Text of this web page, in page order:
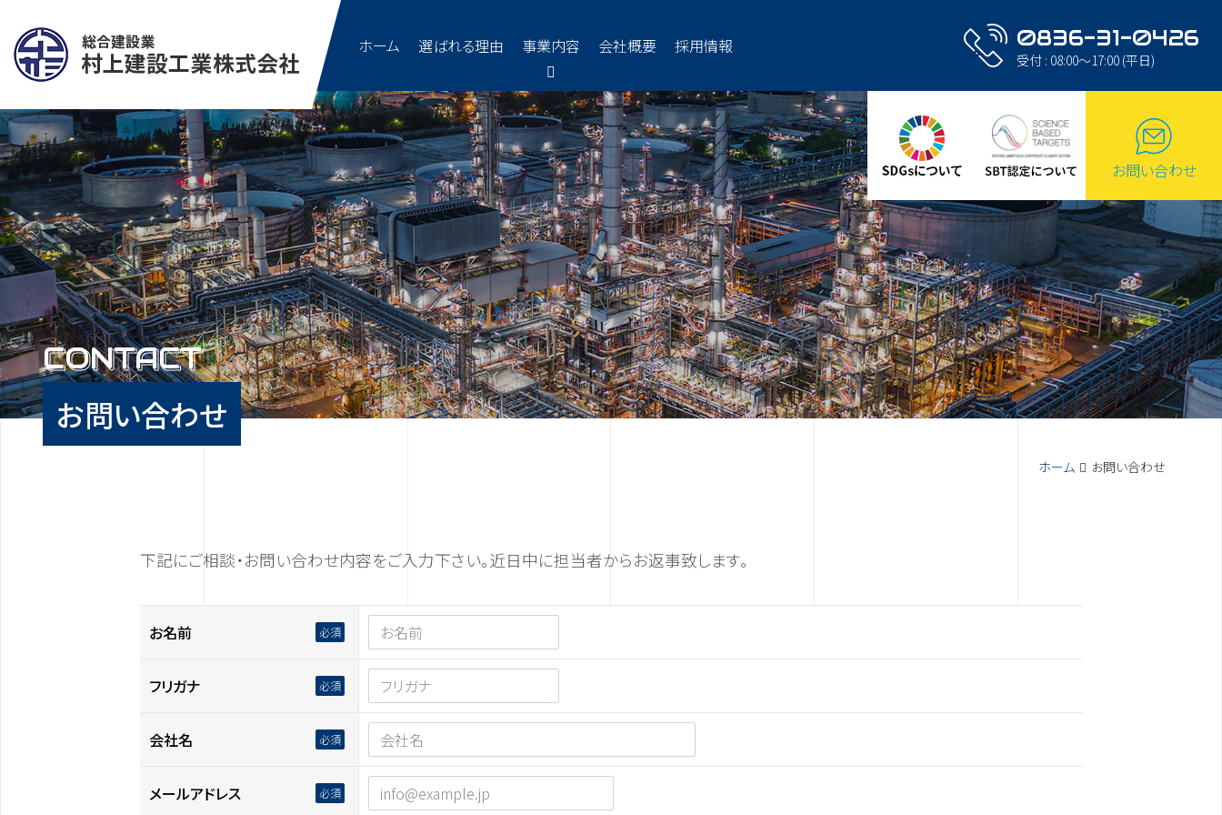
ホーム 選ばれる理由 事業内容
建築工事
良い建築物を提供し続けるため、技術的なスキルアップはもちろん
のこと、コミュニケーション能力も重要なスキルと考え、さまざまな
場を通して技術者を養成しております。
築炉工事
創業以来の築炉工事のノウハウを活かし、自社の経験豊かな築炉
技能士が、迅速・適切に対応いたします。
会社概要 採用情報 0836-31-0426
受付 : 08:00～17:00 (平日)
お問い合わせ
CONTACT
CONTACT
お問い合わせ
ホーム お問い合わせ
下記にご相談・お問い合わせ内容をご入力下さい。近日中に担当者からお返事致します。
お名前
フリガナ
会社名
メールアドレス